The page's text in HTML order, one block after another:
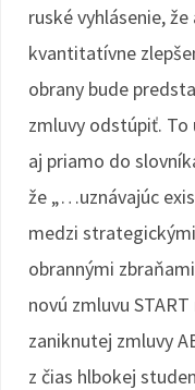
ruské vyhlásenie,
kvantitatívne
obrany bude
zmluvy odstúpiť. To
aj priamo do
že „…uznávajúc
medzi
obrannými
novú zmluvu
zaniknutej zmluvy
z čias hlbokej